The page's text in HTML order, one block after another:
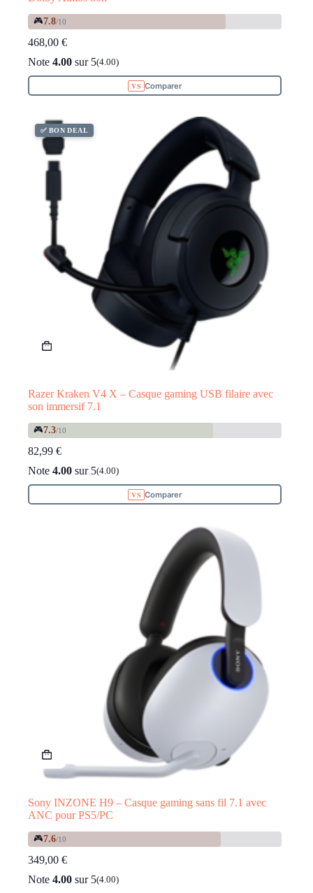
🎮7.8/10
468,00 €
Note 4.00 sur 5(4.00)
Comparer
✅ BON DEAL
Razer Kraken V4 X – Casque gaming USB filaire avec
son immersif 7.1
🎮7.3/10
82,99 €
Note 4.00 sur 5(4.00)
Comparer
Sony INZONE H9 – Casque gaming sans fil 7.1 avec
ANC pour PS5/PC
🎮7.6/10
349,00 €
Note 4.00 sur 5(4.00)